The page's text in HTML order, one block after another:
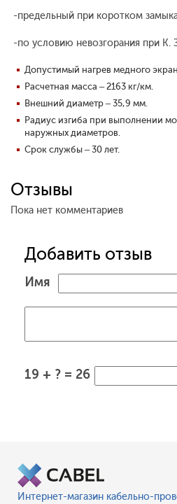
-предельный при коротком
-по условию невозгорания при К.
Допустимый нагрев медного
Расчетная масса – 2163 кг/км.
Внешний диаметр – 35,9 мм.
Радиус изгиба при выполнении
наружных диаметров.
Срок службы – 30 лет.
Отзывы
Пока нет комментариев
Добавить отзыв
Имя
19 + ? = 26
Интернет-магазин кабельно-